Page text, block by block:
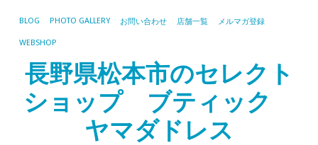
BLOG PHOTO GALLERY お問い合わせ 店舗一覧 メルマガ登録
WEBSHOP
長野県松本市のセレクト
ショップ ブティック
ヤマダドレス